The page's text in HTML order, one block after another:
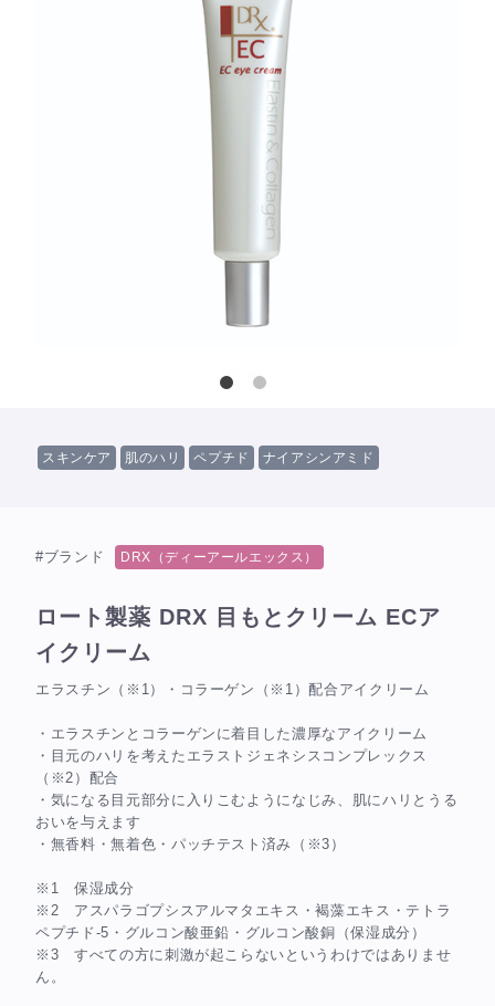
スキンケア 肌のハリ ペプチド ナイアシンアミド
#ブランド DRX（ディーアールエックス）
ロート製薬 DRX 目もとクリーム ECア
イクリーム
エラスチン（※1）・コラーゲン（※1）配合アイクリーム
・エラスチンとコラーゲンに着目した濃厚なアイクリーム
・目元のハリを考えたエラストジェネシスコンプレックス
（※2）配合
・気になる目元部分に入りこむようになじみ、肌にハリとうる
おいを与えます
・無香料・無着色・パッチテスト済み（※3）
※1 保湿成分
※2 アスパラゴプシスアルマタエキス・褐藻エキス・テトラ
ペプチド-5・グルコン酸亜鉛・グルコン酸銅（保湿成分）
※3 すべての方に刺激が起こらないというわけではありませ
ん。